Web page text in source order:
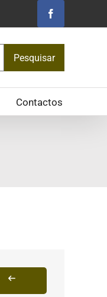
Facebook
Pesquisar
Contactos